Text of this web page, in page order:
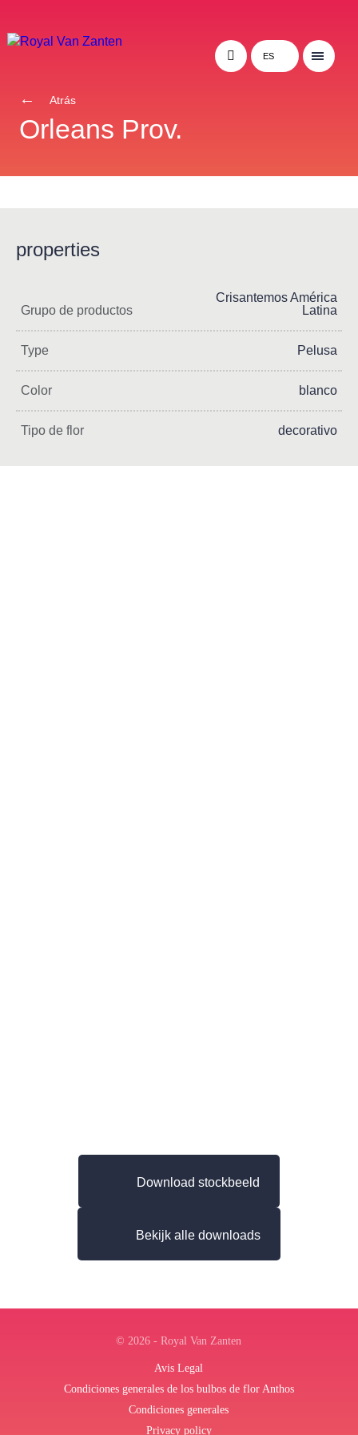
ES
Atrás
Orleans Prov.
properties
Grupo de productos
Crisantemos América
Latina
Type Pelusa
Color blanco
Tipo de flor decorativo
Download stockbeeld
Bekijk alle downloads
© 2026 - Royal Van Zanten
Avis Legal
Condiciones generales de los bulbos de flor Anthos
Condiciones generales
Privacy policy